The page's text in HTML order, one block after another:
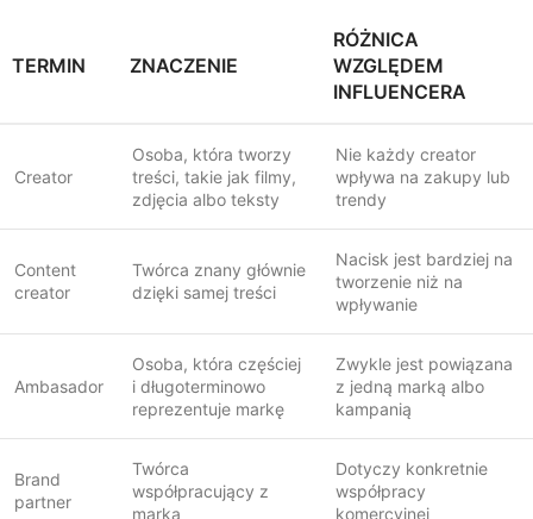
TERMIN ZNACZENIE
RÓŻNICA
WZGLĘDEM
INFLUENCERA
Creator
Osoba, która tworzy
treści, takie jak filmy,
zdjęcia albo teksty
Nie każdy creator
wpływa na zakupy lub
trendy
Content
creator
Twórca znany głównie
dzięki samej treści
Nacisk jest bardziej na
tworzenie niż na
wpływanie
Ambasador
Osoba, która częściej
i długoterminowo
reprezentuje markę
Zwykle jest powiązana
z jedną marką albo
kampanią
Brand
partner
Twórca
współpracujący z
marką
Dotyczy konkretnie
współpracy
komercyjnej